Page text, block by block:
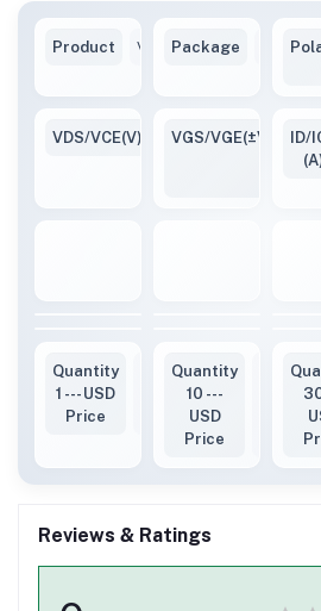
Product VBP165C30
Package TO247
VDS/VCE(V) 650V
VGS/VGE(±V)
-10
/
ID/
Quantity
1 --- USD
Price
Quantity
10 ---
USD
Price
Reviews & Ratings